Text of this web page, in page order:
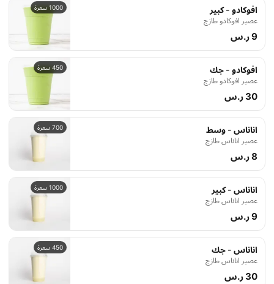
1000 سعرة افوكادو - كبير
عصير افوكادو طازج
9 ر.س
450 سعرة افوكادو - جك
عصير افوكادو طازج
30 ر.س
700 سعرة اناناس - وسط
عصير اناناس طازج
8 ر.س
1000 سعرة اناناس - كبير
عصير اناناس طازج
9 ر.س
450 سعرة اناناس - جك
عصير اناناس طازج
30 ر.س